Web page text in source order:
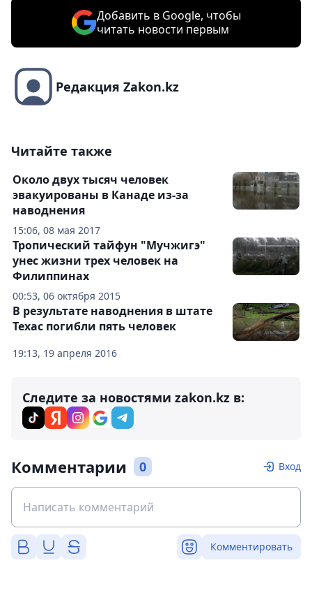
Добавить в Google, чтобы
читать новости первым
Редакция Zakon.kz
Читайте также
15:06, 08 мая 2017
Около двух тысяч человек
эвакуированы в Канаде из-за
наводнения
00:53, 06 октября 2015
Тропический тайфун "Мучжигэ"
унес жизни трех человек на
Филиппинах
19:13, 19 апреля 2016
В результате наводнения в штате
Техас погибли пять человек
Следите за новостями zakon.kz в:
Комментарии 0 Вход
Комментировать